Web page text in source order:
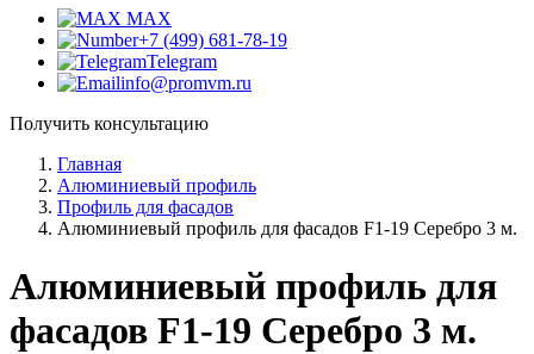
MAX
+7 (499) 681-78-19
Telegram
info@promvm.ru
Получить консультацию
Главная
Алюминиевый профиль
Профиль для фасадов
Алюминиевый профиль для фасадов F1-19 Серебро 3 м.
Алюминиевый профиль для
фасадов F1-19 Серебро 3 м.